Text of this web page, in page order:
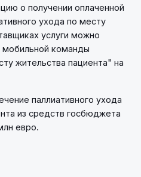
о получении оплаченной
ухода по месту
услуги можно
мобильной команды
жительства пациента" на
паллиативного ухода
из средств госбюджета
евро.